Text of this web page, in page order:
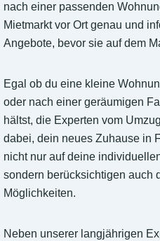
nach einer passenden
Mietmarkt vor Ort genau und
Angebote, bevor sie auf dem
Egal ob du eine kleine
oder nach einer geräumigen
hältst, die Experten vom
dabei, dein neues Zuhause in
nicht nur auf deine
sondern berücksichtigen auch
Möglichkeiten.
Neben unserer langjährigen